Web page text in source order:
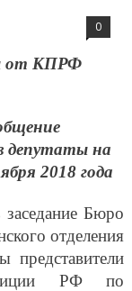
0
от КПРФ
депутаты на
2018 года
Бюро
отделения
РФ по